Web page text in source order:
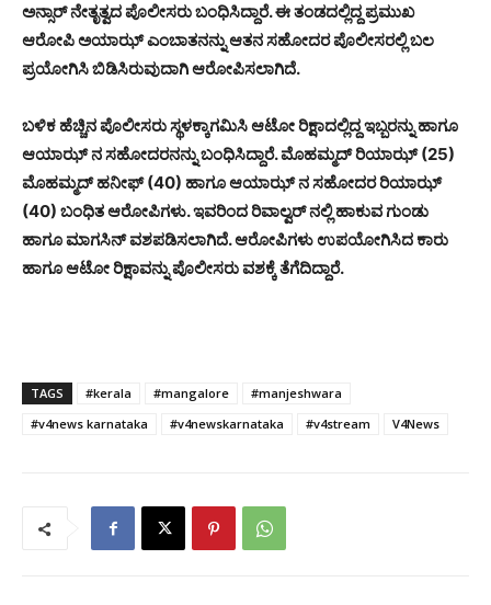
ಅನ್ಸಾರ್ ನೇತೃತ್ವದ ಪೊಲೀಸರು ಬಂಧಿಸಿದ್ದಾರೆ. ಈ ತಂಡದಲ್ಲಿದ್ದ ಪ್ರಮುಖ
ಆರೋಪಿ ಅಯಾಝ್ ಎಂಬಾತನನ್ನು ಆತನ ಸಹೋದರ ಪೊಲೀಸರಲ್ಲಿ ಬಲ
ಪ್ರಯೋಗಿಸಿ ಬಿಡಿಸಿರುವುದಾಗಿ ಆರೋಪಿಸಲಾಗಿದೆ.
ಬಳಿಕ ಹೆಚ್ಚಿನ ಪೊಲೀಸರು ಸ್ಥಳಕ್ಕಾಗಮಿಸಿ ಆಟೋ ರಿಕ್ಷಾದಲ್ಲಿದ್ದ ಇಬ್ಬರನ್ನು ಹಾಗೂ
ಆಯಾಝ್ ನ ಸಹೋದರನನ್ನು ಬಂಧಿಸಿದ್ದಾರೆ. ಮೊಹಮ್ಮದ್ ರಿಯಾಝ್ (25)
ಮೊಹಮ್ಮದ್ ಹನೀಫ್ (40) ಹಾಗೂ ಆಯಾಝ್ ನ ಸಹೋದರ ರಿಯಾಝ್
(40) ಬಂಧಿತ ಆರೋಪಿಗಳು. ಇವರಿಂದ ರಿವಾಲ್ವರ್ ನಲ್ಲಿ ಹಾಕುವ ಗುಂಡು
ಹಾಗೂ ಮಾಗಸಿನ್ ವಶಪಡಿಸಲಾಗಿದೆ. ಆರೋಪಿಗಳು ಉಪಯೋಗಿಸಿದ ಕಾರು
ಹಾಗೂ ಆಟೋ ರಿಕ್ಷಾವನ್ನು ಪೊಲೀಸರು ವಶಕ್ಕೆ ತೆಗೆದಿದ್ದಾರೆ.
TAGS #kerala #mangalore
#manjeshwara
#v4news karnataka
#v4newskarnataka #v4stream V4News